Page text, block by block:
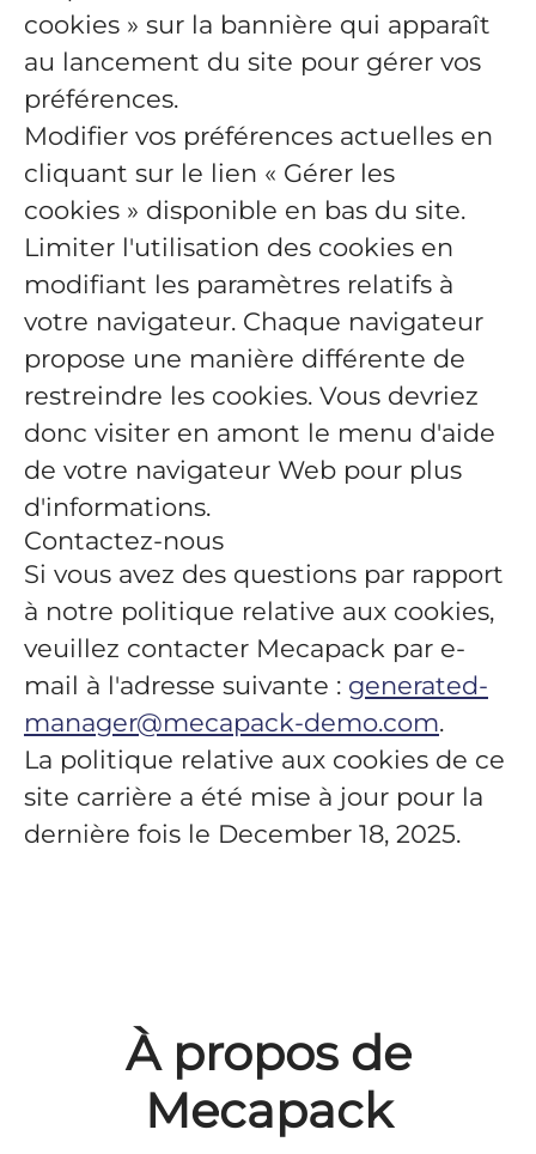
cookies » sur la bannière qui apparaît
au lancement du site pour gérer vos
préférences.
Modifier vos préférences actuelles en
cliquant sur le lien « Gérer les
cookies » disponible en bas du site.
Limiter l'utilisation des cookies en
modifiant les paramètres relatifs à
votre navigateur. Chaque navigateur
propose une manière différente de
restreindre les cookies. Vous devriez
donc visiter en amont le menu d'aide
de votre navigateur Web pour plus
d'informations.
Contactez-nous
Si vous avez des questions par rapport
à notre politique relative aux cookies,
veuillez contacter Mecapack par e-
mail à l'adresse suivante : generated-
manager@mecapack-demo.com.
La politique relative aux cookies de ce
site carrière a été mise à jour pour la
dernière fois le December 18, 2025.
À propos de
Mecapack